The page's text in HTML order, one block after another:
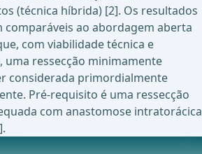
(técnica híbrida) [2]. Os resultados
comparáveis ao abordagem aberta
com viabilidade técnica e
uma ressecção minimamente
considerada primordialmente
Pré-requisito é uma ressecção
com anastomose intratorácica
atualmente sobre este tópico